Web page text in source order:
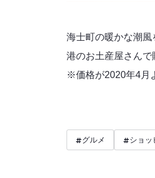
海士町の暖かな潮風
港のお土産屋さん
※価格が2020年4月
#グルメ #ショッ